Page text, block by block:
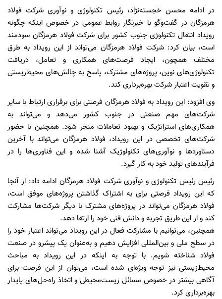
در ادامه محسن خجسته‌نژاد، رئیس تکنولوژی و نوآوری شرکت فولاد
هرمزگان در گفت‌وگو با خبرنگار روابط عمومی در خصوص اینکه چگونه
رویداد انتقال تکنولوژی جنوب کشور برای شرکت فولاد هرمزگان سودمند
است، بیان کرد: شرکت فولاد هرمزگان می‌تواند از این رویداد به طرق
مختلف همچون، ایجاد فرصت‌های همکاری و تعامل، دریافت
تکنولوژی‌های نوین، پروژه‌های مشترک، پاسخ به چالش‌های محیط‌زیستی
و تقویت اعتبار شرکت بهره‌برداری کند.
وی افزود: این رویداد به فولاد هرمزگان فرصتی برای برقراری ارتباط با سایر
شرکت‌های مهم صنعتی در جنوب کشور می‌دهد و می‌تواند به
همکاری‌های استراتژیک و بهبود تعاملات منجر شود. همچنین با حضور
شرکت‌های تخصصی در این رویداد، فولاد هرمزگان می‌تواند با آخرین
دستاوردها و نوآوری‌های تکنولوژیک آشنا شده و این فناوری‌ها را در
فرآیندهای تولید خود به کار گیرد.
رئیس رئیس تکنولوژی و نوآوری شرکت فولاد هرمزگان ادامه داد: از آنجا
که این رویداد فرصتی برای به اشتراک گذاشتن پروژه‌های موفق است،
فولاد هرمزگان می‌تواند در پروژه‌های مشترک با دیگر شرکت‌ها مشارکت
کند و از این طریق تجربه و دانش فنی خود را ارتقا دهد.
همچنین، می‌توانیم با مشارکت فعال در این رویداد می‌تواند اعتبار خود را
در سطح ملی و بین‌المللی افزایش دهیم و به‌عنوان یک پیشرو در صنعت
فولاد شناخته شویم. با توجه به اینکه در این رویداد به مباحث
محیط‌زیستی نیز توجه ویژه‌ای شده است، می‌توان از این فرصت برای
آگاهی بیشتر در خصوص مسائل زیست‌محیطی و اتخاذ راه‌حل‌های پایدار
بهره‌برداری کرد.